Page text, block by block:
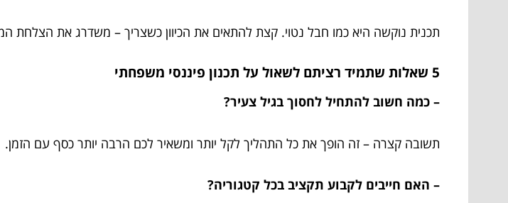
תכנית נוקשה היא כמו חבל נטוי. קצת להתאים את הכיוון כשצריך – משדרג את הצלחת
5 שאלות שתמיד רציתם לשאול על תכנון פיננסי משפחתי
– כמה חשוב להתחיל לחסוך בגיל צעיר?
תשובה קצרה – זה הופך את כל התהליך לקל יותר ומשאיר לכם הרבה יותר כסף עם הזמן.
– האם חייבים לקבוע תקציב בכל קטגוריה?